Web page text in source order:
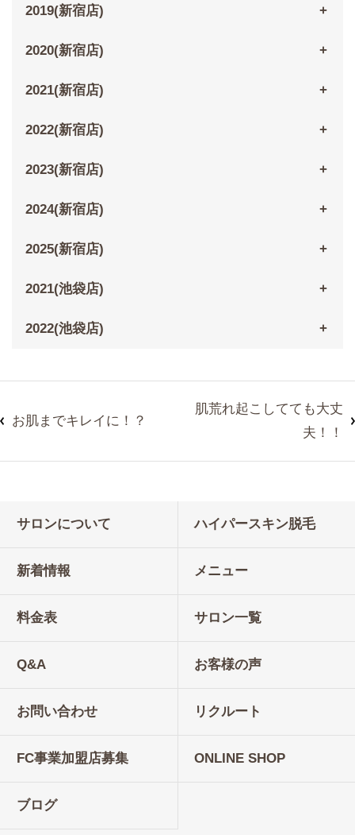
2019(新宿店)
2020(新宿店)
2021(新宿店)
2022(新宿店)
2023(新宿店)
2024(新宿店)
2025(新宿店)
2021(池袋店)
2022(池袋店)
お肌までキレイに！？
肌荒れ起こしてても大丈
夫！！
サロンについて ハイパースキン脱毛
新着情報 メニュー
料金表 サロン一覧
Q&A お客様の声
お問い合わせ リクルート
FC事業加盟店募集 ONLINE SHOP
ブログ